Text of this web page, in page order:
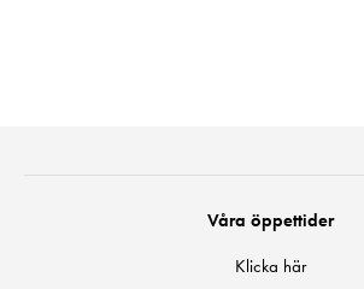
Våra öppettider
Klicka här